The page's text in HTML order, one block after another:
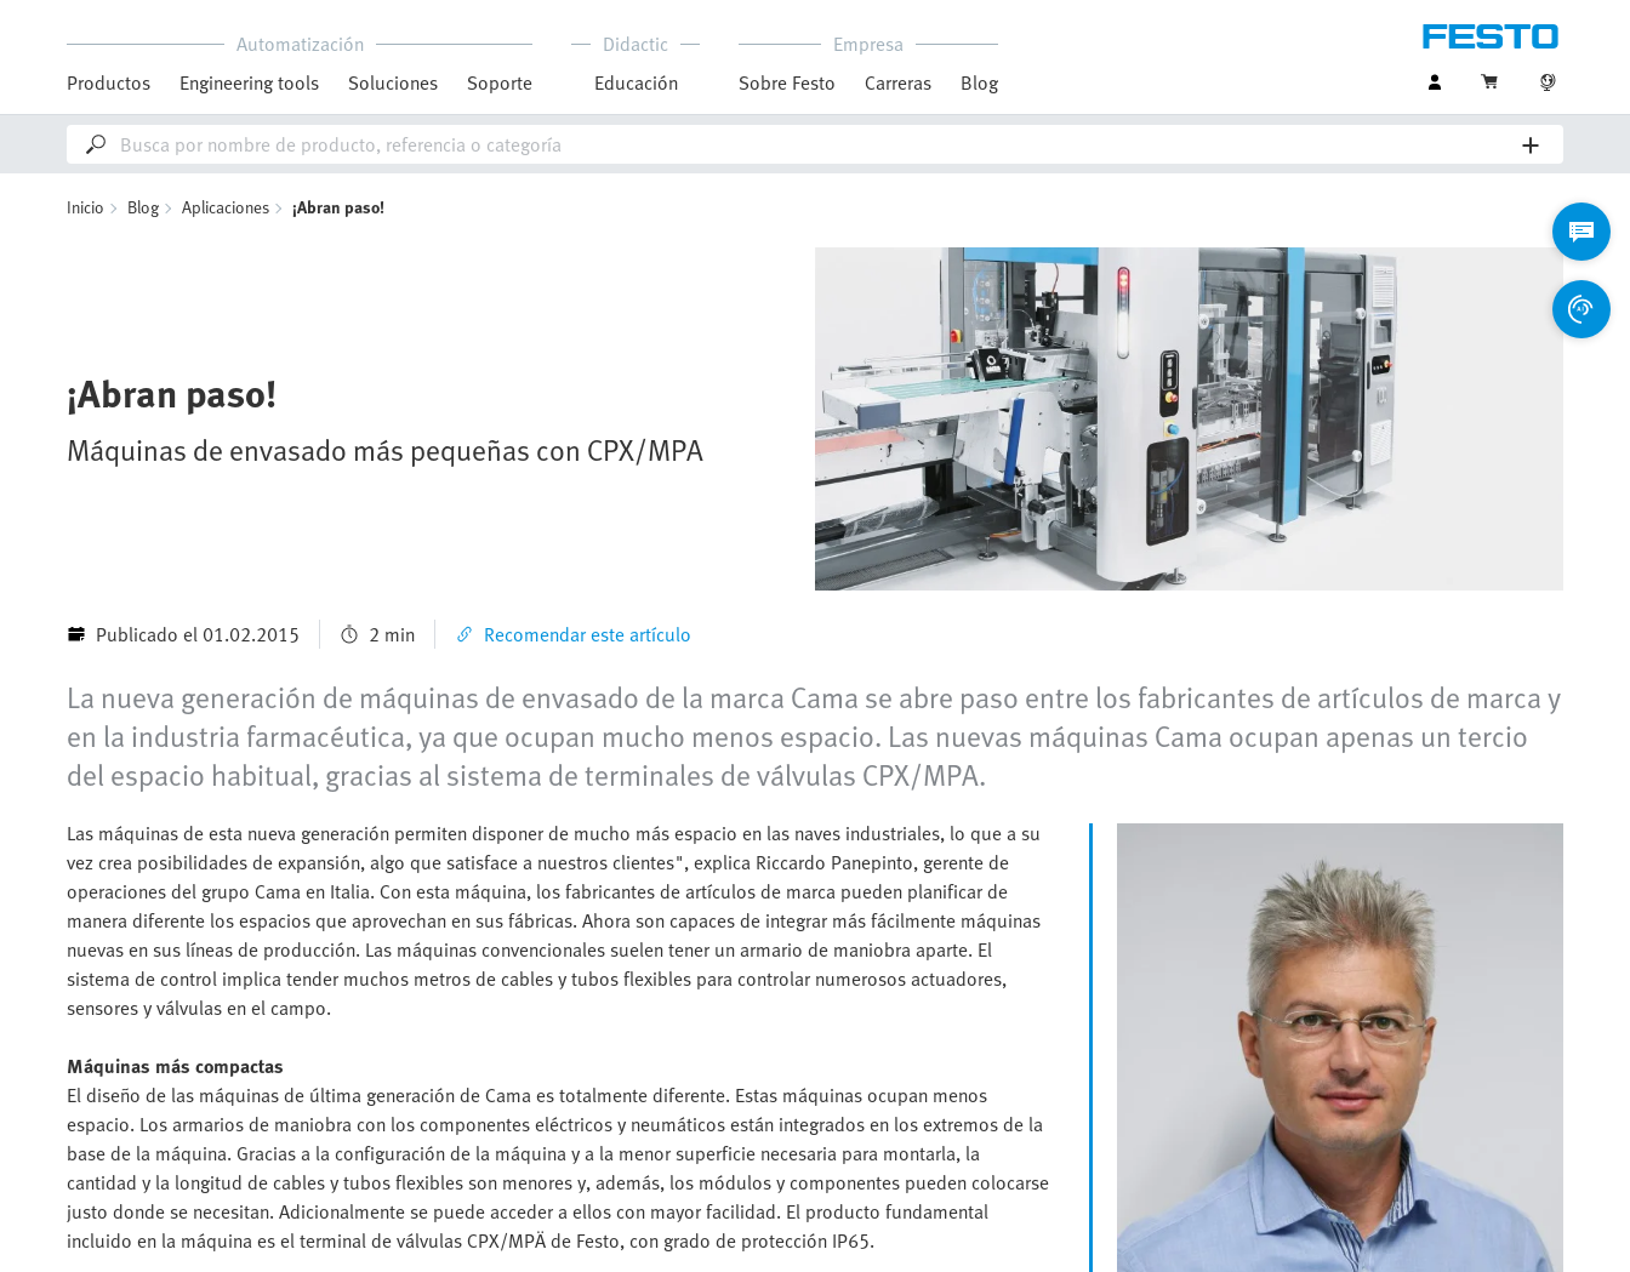
Automatización
Productos
Engineering tools Soluciones Soporte
Didactic
Educación
Empresa
Sobre Festo
Carreras Blog
Inicio Blog Aplicaciones ¡Abran paso!
¡Abran paso!
Máquinas de envasado más pequeñas con CPX/MPA
Publicado el 01.02.2015 2 min Recomendar este artículo
La nueva generación de máquinas de envasado de la marca Cama se abre paso entre los fabricantes de artículos de marca y
en la industria farmacéutica, ya que ocupan mucho menos espacio. Las nuevas máquinas Cama ocupan apenas un tercio
del espacio habitual, gracias al sistema de terminales de válvulas CPX/MPA.
Las máquinas de esta nueva generación permiten disponer de mucho más espacio en las naves industriales, lo que a su
vez crea posibilidades de expansión, algo que satisface a nuestros clientes", explica Riccardo Panepinto, gerente de
operaciones del grupo Cama en Italia. Con esta máquina, los fabricantes de artículos de marca pueden planificar de
manera diferente los espacios que aprovechan en sus fábricas. Ahora son capaces de integrar más fácilmente máquinas
nuevas en sus líneas de producción. Las máquinas convencionales suelen tener un armario de maniobra aparte. El
sistema de control implica tender muchos metros de cables y tubos flexibles para controlar numerosos actuadores,
sensores y válvulas en el campo.
Máquinas más compactas
El diseño de las máquinas de última generación de Cama es totalmente diferente. Estas máquinas ocupan menos
espacio. Los armarios de maniobra con los componentes eléctricos y neumáticos están integrados en los extremos de la
base de la máquina. Gracias a la configuración de la máquina y a la menor superficie necesaria para montarla, la
cantidad y la longitud de cables y tubos flexibles son menores y, además, los módulos y componentes pueden colocarse
justo donde se necesitan. Adicionalmente se puede acceder a ellos con mayor facilidad. El producto fundamental
incluido en la máquina es el terminal de válvulas CPX/MPÄ de Festo, con grado de protección IP65.